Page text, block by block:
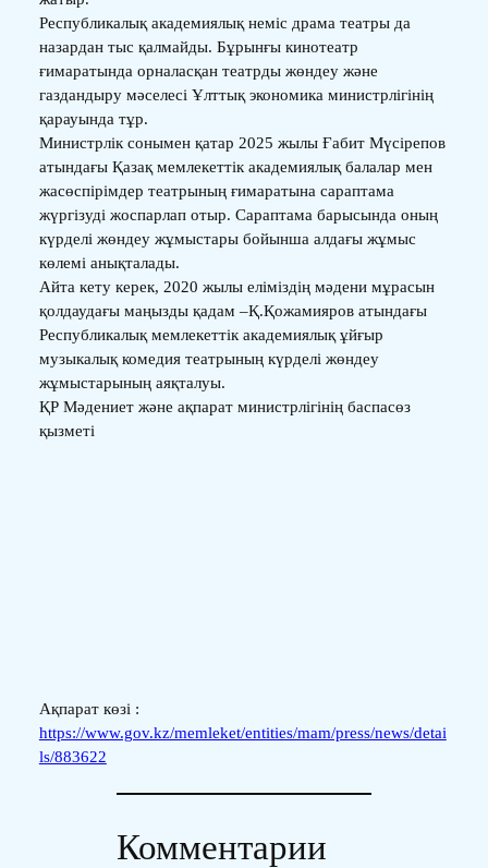
Республикалық академиялық неміс драма театры да
назардан тыс қалмайды. Бұрынғы кинотеатр
ғимаратында орналасқан театрды жөндеу және
газдандыру мәселесі Ұлттық экономика министрлігінің
қарауында тұр.
Министрлік сонымен қатар 2025 жылы Ғабит Мүсірепов
атындағы Қазақ мемлекеттік академиялық балалар мен
жасөспірімдер театрының ғимаратына сараптама
жүргізуді жоспарлап отыр. Сараптама барысында оның
күрделі жөндеу жұмыстары бойынша алдағы жұмыс
көлемі анықталады.
Айта кету керек, 2020 жылы еліміздің мәдени мұрасын
қолдаудағы маңызды қадам –Қ.Қожамияров атындағы
Республикалық мемлекеттік академиялық ұйғыр
музыкалық комедия театрының күрделі жөндеу
жұмыстарының аяқталуы.
ҚР Мәдениет және ақпарат министрлігінің баспасөз
қызметі
Ақпарат көзі :
https://www.gov.kz/memleket/entities/mam/press/news/detai
ls/883622
Комментарии